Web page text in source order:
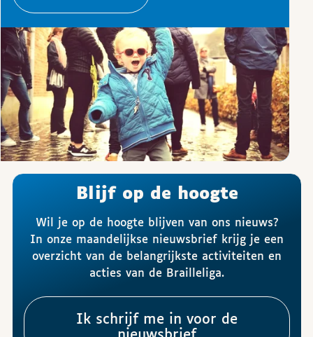
Blijf op de hoogte
Wil je op de hoogte blijven van ons nieuws?
In onze maandelijkse nieuwsbrief krijg je een
overzicht van de belangrijkste activiteiten en
acties van de Brailleliga.
Ik schrijf me in voor de